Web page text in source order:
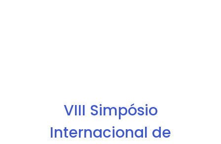
VIII Simpósio
Internacional de